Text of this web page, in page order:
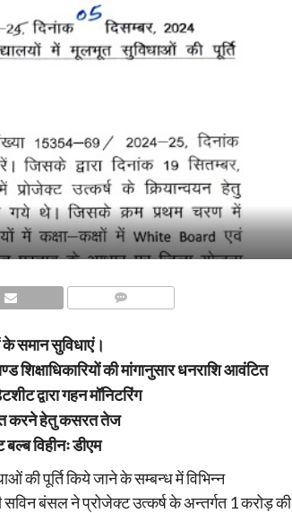
समान सुविधाएं।
शिक्षाधिकारियों की मांगानुसार धनराशि आवंटित
द्वारा गहन मॉनिटरिंग
करने हेतु कसरत तेज
बल्ब विहीनः डीएम
की पूर्ति किये जाने के सम्बन्ध में विभिन्न
बंसल ने प्रोजेक्ट उत्कर्ष के अन्तर्गत 1 करोड़ की